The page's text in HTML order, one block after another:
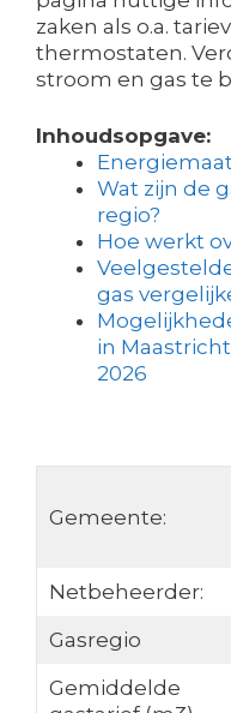
zaken als o.a.
thermostaten.
stroom en gas te
Inhoudsopgave:
Wat zijn de
regio?
Hoe werkt
gas
in
2026
Gemeente:
Netbeheerder:
Gasregio
Gemiddelde